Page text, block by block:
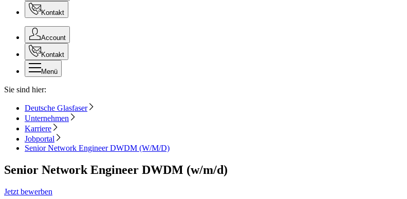
Kontakt
Account
Kontakt
Menü
Sie sind hier:
Deutsche Glasfaser
Unternehmen
Karriere
Jobportal
Senior Network Engineer DWDM (W/M/D)
Senior Network Engineer DWDM (w/m/d)
Jetzt bewerben